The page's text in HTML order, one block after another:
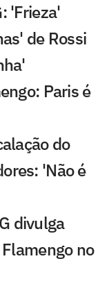
'Frieza'
de Rossi
Paris é
do
'Não é
divulga
no